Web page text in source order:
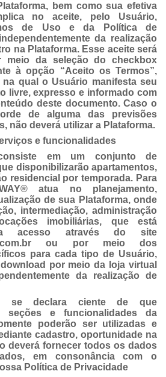
bem como sua efetiva
no aceite, pelo Usuário,
de Uso e da Política de
da realização
na Plataforma. Esse aceite será
meio da seleção do checkbox
à opção “Aceito os Termos”,
qual o Usuário manifesta seu
livre, expresso e informado com
deste documento. Caso o
de alguma das previsões
não deverá utilizar a Plataforma.
e funcionalidades
em um conjunto de
disponibilizarão apartamentos,
residencial por temporada. Para
atua no planejamento,
de sua Plataforma, onde
intermediação, administração
imobiliárias, que está
acesso através do site
ou por meio dos
para cada tipo de Usuário,
por meio da loja virtual
da realização de
se declara ciente de que
seções e funcionalidades da
poderão ser utilizadas e
cadastro, oportunidade na
deverá fornecer todos os dados
em consonância com o
Política de Privacidade